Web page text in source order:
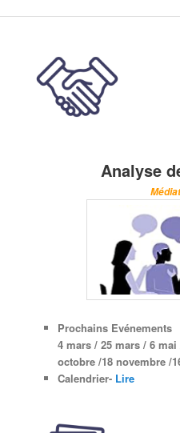
Analyse
Prochains Evénements
4 mars / 25 mars / 6 mai
octobre /18 novembre /
Calendrier- Lire